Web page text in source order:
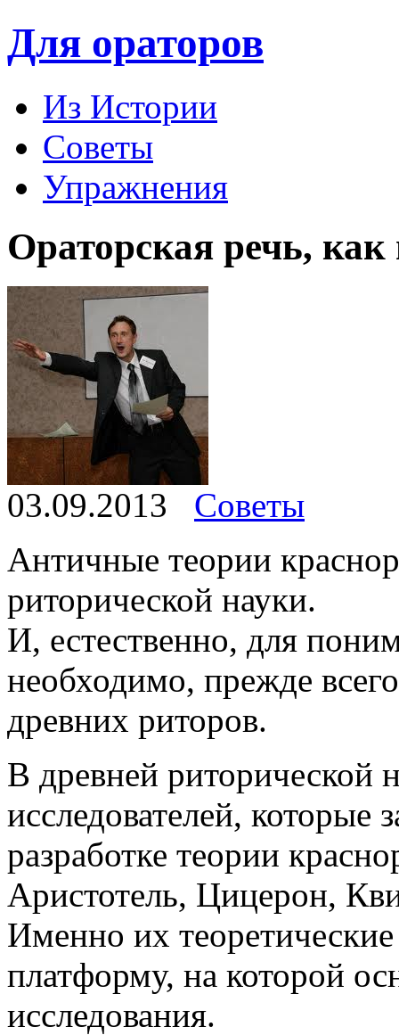
Для ораторов
Из Истории
Советы
Упражнения
Ораторская речь, как
03.09.2013
Советы
Античные теории
риторической науки.
И, естественно, для
необходимо, прежде
древних риторов.
В древней риторической
исследователей, которые
разработке теории
Аристотель, Цицерон,
Именно их
платформу, на которой
исследования.